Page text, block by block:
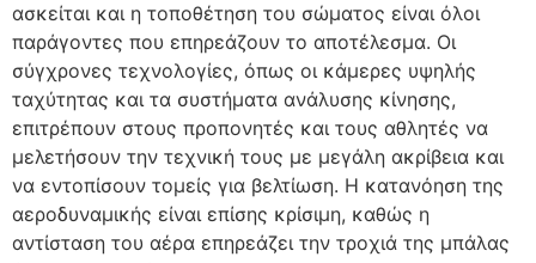
ασκείται και η τοποθέτηση του σώματος είναι όλοι
παράγοντες που επηρεάζουν το αποτέλεσμα. Οι
σύγχρονες τεχνολογίες, όπως οι κάμερες υψηλής
ταχύτητας και τα συστήματα ανάλυσης κίνησης,
επιτρέπουν στους προπονητές και τους αθλητές να
μελετήσουν την τεχνική τους με μεγάλη ακρίβεια και
να εντοπίσουν τομείς για βελτίωση. Η κατανόηση της
αεροδυναμικής είναι επίσης κρίσιμη, καθώς η
αντίσταση του αέρα επηρεάζει την τροχιά της μπάλας